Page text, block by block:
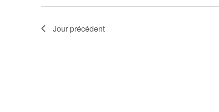
Jour précédent